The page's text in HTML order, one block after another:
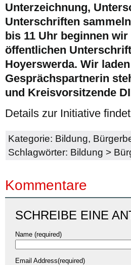
Unterzeichnung,
Unterschriften
bis 11 Uhr beginnen
öffentlichen
Hoyerswerda. Wir
Gesprächspartnerin
und Kreisvorsitzende
Details zur Initiative
Kategorie: Bildung,
Schlagwörter: Bildung >
Kommentare
SCHREIBE EINE
Name (required)
Email Address(required)